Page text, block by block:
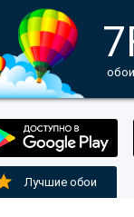
Лучшие обои